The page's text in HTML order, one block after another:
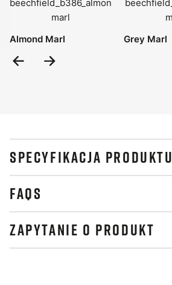
Almond Marl Grey Marl
Previous
SPECYFIKACJA PRODUKTU
FAQS
ZAPYTANIE O PRODUKT